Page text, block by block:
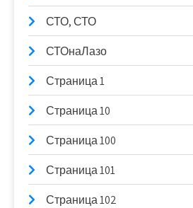
СТО, СТО
СТОнаЛазо
Страница 1
Страница 10
Страница 100
Страница 101
Страница 102